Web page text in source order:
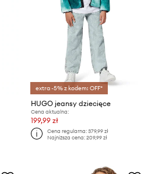
extra -5% z kodem: OFF*
HUGO jeansy dziecięce
Cena aktualna:
199,99 zł
Cena regularna:379,99 zł
Najniższa cena:209,99 zł